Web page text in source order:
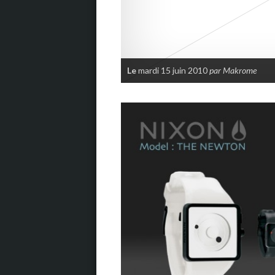
Lemardi 15 juin 2010par Makrome